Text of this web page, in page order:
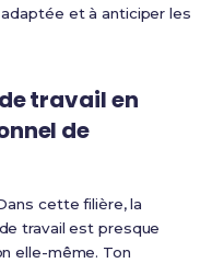
et à anticiper les
travail en
de
cette filière, la
travail est presque
elle-même. Ton